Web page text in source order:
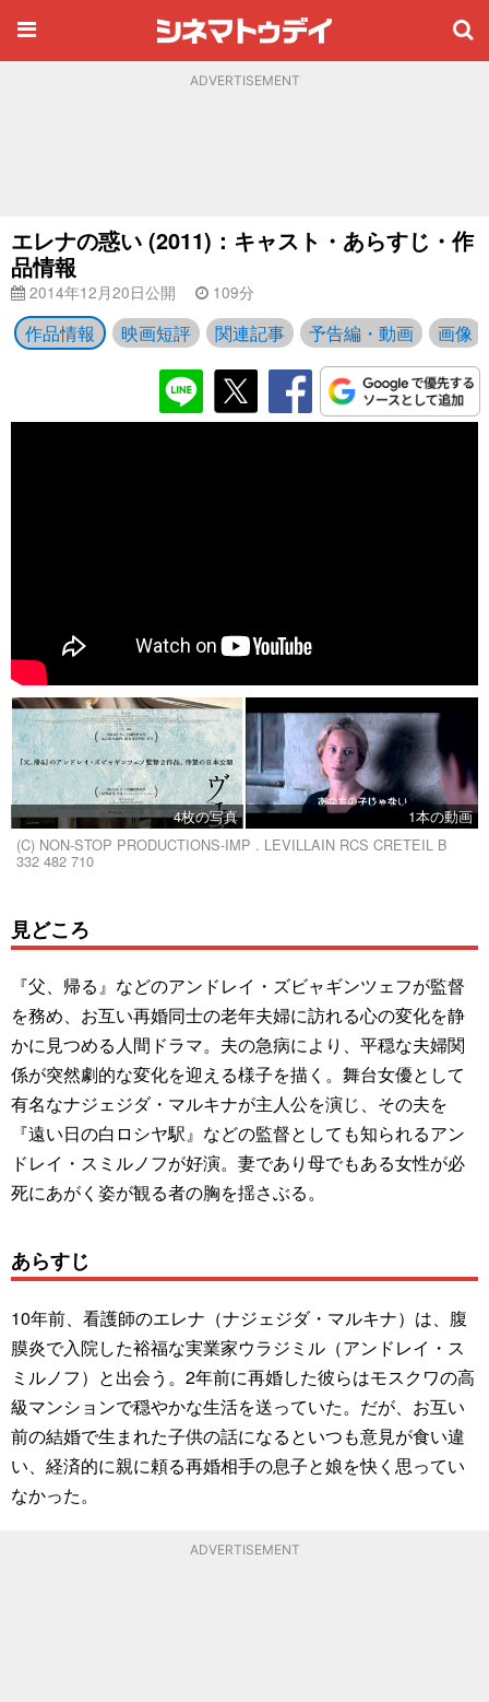
ADVERTISEMENT
エレナの惑い (2011)：キャスト・あらすじ・作
品情報
2014年12月20日公開 109分
作品情報 映画短評 関連記事 予告編・動画 画像
4枚の写真
1本の動画
(C) NON-STOP PRODUCTIONS-IMP . LEVILLAIN RCS CRETEIL B
332 482 710
見どころ
『父、帰る』などのアンドレイ・ズビャギンツェフが監督
を務め、お互い再婚同士の老年夫婦に訪れる心の変化を静
かに見つめる人間ドラマ。夫の急病により、平穏な夫婦関
係が突然劇的な変化を迎える様子を描く。舞台女優として
有名なナジェジダ・マルキナが主人公を演じ、その夫を
『遠い日の白ロシヤ駅』などの監督としても知られるアン
ドレイ・スミルノフが好演。妻であり母でもある女性が必
死にあがく姿が観る者の胸を揺さぶる。
あらすじ
10年前、看護師のエレナ（ナジェジダ・マルキナ）は、腹
膜炎で入院した裕福な実業家ウラジミル（アンドレイ・ス
ミルノフ）と出会う。2年前に再婚した彼らはモスクワの高
級マンションで穏やかな生活を送っていた。だが、お互い
前の結婚で生まれた子供の話になるといつも意見が食い違
い、経済的に親に頼る再婚相手の息子と娘を快く思ってい
なかった。
ADVERTISEMENT